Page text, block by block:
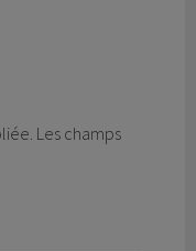
Les champs